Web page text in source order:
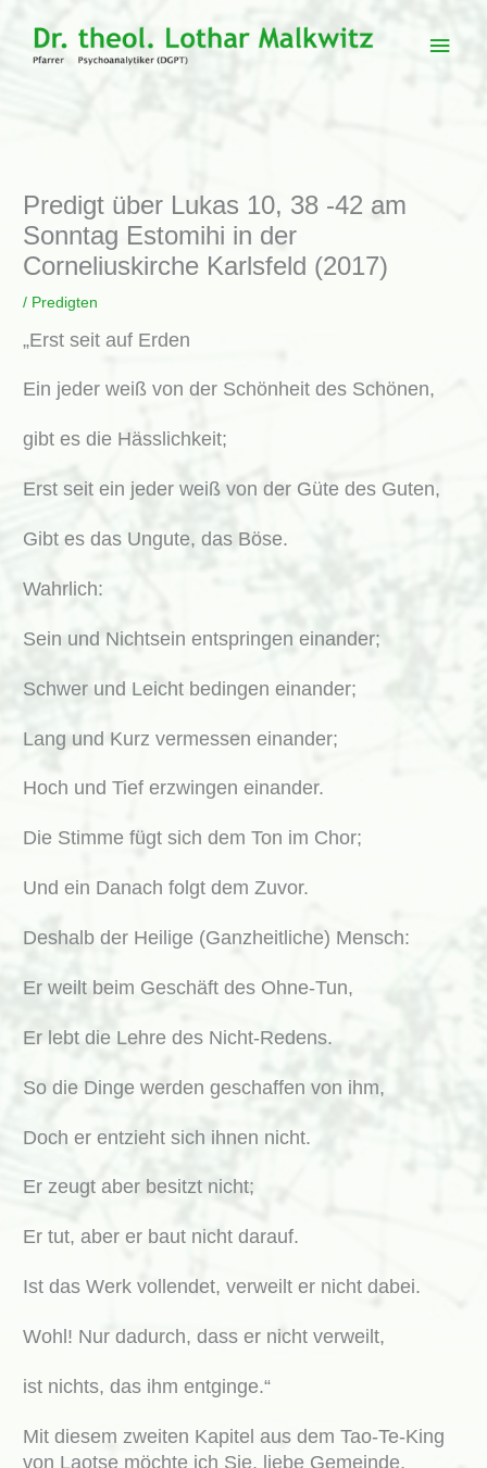
springen
Predigt über Lukas 10, 38 -42 am
Sonntag Estomihi in der
Corneliuskirche Karlsfeld (2017)
/ Predigten
„Erst seit auf Erden
Ein jeder weiß von der Schönheit des Schönen,
gibt es die Hässlichkeit;
Erst seit ein jeder weiß von der Güte des Guten,
Gibt es das Ungute, das Böse.
Wahrlich:
Sein und Nichtsein entspringen einander;
Schwer und Leicht bedingen einander;
Lang und Kurz vermessen einander;
Hoch und Tief erzwingen einander.
Die Stimme fügt sich dem Ton im Chor;
Und ein Danach folgt dem Zuvor.
Deshalb der Heilige (Ganzheitliche) Mensch:
Er weilt beim Geschäft des Ohne-Tun,
Er lebt die Lehre des Nicht-Redens.
So die Dinge werden geschaffen von ihm,
Doch er entzieht sich ihnen nicht.
Er zeugt aber besitzt nicht;
Er tut, aber er baut nicht darauf.
Ist das Werk vollendet, verweilt er nicht dabei.
Wohl! Nur dadurch, dass er nicht verweilt,
ist nichts, das ihm entginge.“
Mit diesem zweiten Kapitel aus dem Tao-Te-King
von Laotse möchte ich Sie, liebe Gemeinde,